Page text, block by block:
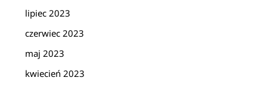
lipiec 2023
czerwiec 2023
maj 2023
kwiecień 2023